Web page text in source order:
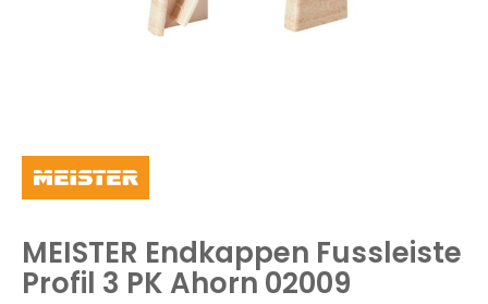
Zum
Anfang
springen
MEISTER Endkappen Fussleiste
Profil 3 PK Ahorn 02009